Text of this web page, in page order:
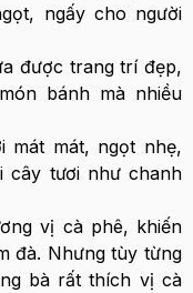
ngấy cho người
được trang trí đẹp,
bánh mà nhiều
mát mát, ngọt nhẹ,
cây tươi như chanh
vị cà phê, khiến
đà. Nhưng tùy từng
bà rất thích vị cà